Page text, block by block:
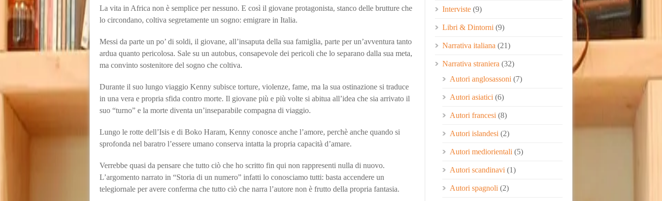
La vita in Africa non è semplice per nessuno. E così il giovane protagonista, stanco delle brutture che
lo circondano, coltiva segretamente un sogno: emigrare in Italia.
Messi da parte un po’ di soldi, il giovane, all’insaputa della sua famiglia, parte per un’avventura tanto
ardua quanto pericolosa. Sale su un autobus, consapevole dei pericoli che lo separano dalla sua meta,
ma convinto sostenitore del sogno che coltiva.
Durante il suo lungo viaggio Kenny subisce torture, violenze, fame, ma la sua ostinazione si traduce
in una vera e propria sfida contro morte. Il giovane più e più volte si abitua all’idea che sia arrivato il
suo “turno” e la morte diventa un’inseparabile compagna di viaggio.
Lungo le rotte dell’Isis e di Boko Haram, Kenny conosce anche l’amore, perchè anche quando si
sprofonda nel baratro l’essere umano conserva intatta la propria capacità d’amare.
Verrebbe quasi da pensare che tutto ciò che ho scritto fin qui non rappresenti nulla di nuovo.
L’argomento narrato in “Storia di un numero” infatti lo conosciamo tutti: basta accendere un
telegiornale per avere conferma che tutto ciò che narra l’autore non è frutto della propria fantasia.
Interviste (9)
Libri & Dintorni (9)
Narrativa italiana (21)
Narrativa straniera (32)
Autori anglosassoni (7)
Autori asiatici (6)
Autori francesi (8)
Autori islandesi (2)
Autori mediorientali (5)
Autori scandinavi (1)
Autori spagnoli (2)